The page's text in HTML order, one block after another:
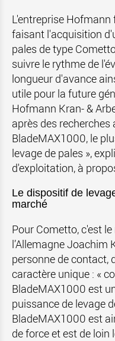
L'entreprise
faisant l'acquisition
pales de type
suivre le rythme de
longueur d'avance
utile pour la future
Hofmann Kran- &
après des
BladeMAX1000, le
levage de pales »,
d'exploitation, à
Le dispositif de
marché
Pour Cometto, c'est
l’Allemagne Joachim
personne de contact,
caractère unique : «
BladeMAX1000 est
puissance de levage
BladeMAX1000 est
de force et est de